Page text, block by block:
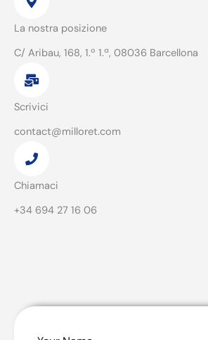
La nostra posizione
C/ Aribau, 168, 1.º 1.ª, 08036 Barcellona
Scrivici
contact@milloret.com
Chiamaci
+34 694 27 16 06